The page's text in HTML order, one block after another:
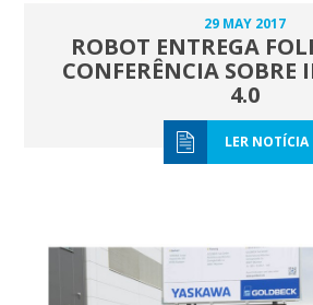
29 MAY 2017
ROBOT ENTREGA
CONFERÊNCIA SOBRE
4.0
LER NOTÍCIA